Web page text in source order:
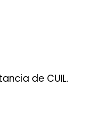
de CUIL.